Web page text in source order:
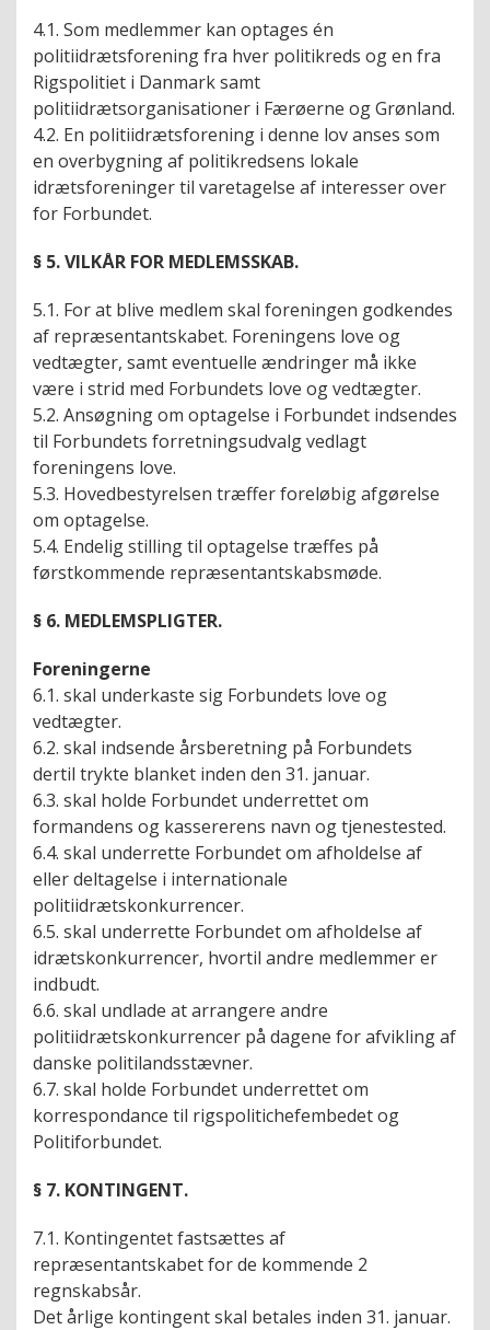
4.1. Som medlemmer kan optages én
politiidrætsforening fra hver politikreds og en fra
Rigspolitiet i Danmark samt
politiidrætsorganisationer i Færøerne og Grønland.
4.2. En politiidrætsforening i denne lov anses som
en overbygning af politikredsens lokale
idrætsforeninger til varetagelse af interesser over
for Forbundet.
§ 5. VILKÅR FOR MEDLEMSSKAB.
5.1. For at blive medlem skal foreningen godkendes
af repræsentantskabet. Foreningens love og
vedtægter, samt eventuelle ændringer må ikke
være i strid med Forbundets love og vedtægter.
5.2. Ansøgning om optagelse i Forbundet indsendes
til Forbundets forretningsudvalg vedlagt
foreningens love.
5.3. Hovedbestyrelsen træffer foreløbig afgørelse
om optagelse.
5.4. Endelig stilling til optagelse træffes på
førstkommende repræsentantskabsmøde.
§ 6. MEDLEMSPLIGTER.
Foreningerne
6.1. skal underkaste sig Forbundets love og
vedtægter.
6.2. skal indsende årsberetning på Forbundets
dertil trykte blanket inden den 31. januar.
6.3. skal holde Forbundet underrettet om
formandens og kassererens navn og tjenestested.
6.4. skal underrette Forbundet om afholdelse af
eller deltagelse i internationale
politiidrætskonkurrencer.
6.5. skal underrette Forbundet om afholdelse af
idrætskonkurrencer, hvortil andre medlemmer er
indbudt.
6.6. skal undlade at arrangere andre
politiidrætskonkurrencer på dagene for afvikling af
danske politilandsstævner.
6.7. skal holde Forbundet underrettet om
korrespondance til rigspolitichefembedet og
Politiforbundet.
§ 7. KONTINGENT.
7.1. Kontingentet fastsættes af
repræsentantskabet for de kommende 2
regnskabsår.
Det årlige kontingent skal betales inden 31. januar.